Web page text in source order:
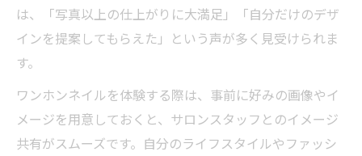
は、「写真以上の仕上がりに大満足」「自分だけのデザ
インを提案してもらえた」という声が多く見受けられま
す。
ワンホンネイルを体験する際は、事前に好みの画像やイ
メージを用意しておくと、サロンスタッフとのイメージ
共有がスムーズです。自分のライフスタイルやファッシ